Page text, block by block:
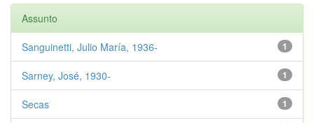
Assunto
1
Sanguinetti, Julio María, 1936-
1
Sarney, José, 1930-
1
Secas